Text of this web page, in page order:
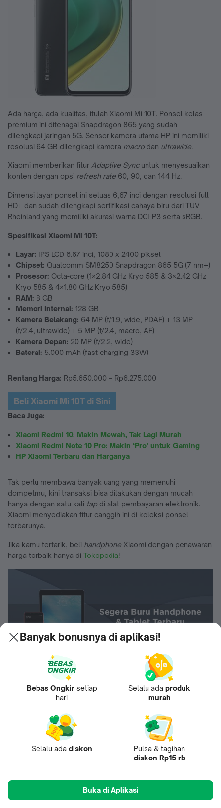
Ada harga, ada kualitas, itulah Xiaomi Mi 10T. Ponsel kelas
premium ini ditenagai Snapdragon 865 yang sudah
dilengkapi jaringan 5G. Sensor kamera utama HP ini memiliki
resolusi 64 GB dilengkapi kamera macro dan ultrawide.
Xiaomi memberikan fitur Adaptive Sync untuk menyesuaikan
konten dengan opsi refresh rate 60, 90, dan 144 Hz.
Dimensi layar ponsel ini seluas 6,67 inci dengan resolusi full
HD+ dan sudah dilengkapi sertifikasi cahaya biru dari TUV
Rheinland yang memiliki akurasi warna DCI-P3 serta sRGB.
Spesifikasi Xiaomi Mi 10T:
Layar: IPS LCD 6.67 inci, 1080 x 2400 piksel
Chipset: Qualcomm SM8250 Snapdragon 865 5G (7 nm+)
Prosesor: Octa-core (1×2.84 GHz Kryo 585 & 3×2.42 GHz
Kryo 585 & 4×1.80 GHz Kryo 585)
RAM: 8 GB
Memori Internal: 128 GB
Kamera Belakang: 64 MP (f/1.9, wide, PDAF) + 13 MP
(f/2.4, ultrawide) + 5 MP (f/2.4, macro, AF)
Kamera Depan: 20 MP (f/2.2, wide)
Baterai: 5.000 mAh (fast charging 33W)
Rentang Harga: Rp5.650.000 – Rp6.275.000
Beli Xiaomi Mi 10T di Sini
Baca Juga:
Xiaomi Redmi 10: Makin Mewah, Tak Lagi Murah
Xiaomi Redmi Note 10 Pro: Makin ‘Pro’ untuk Gaming
HP Xiaomi Terbaru dan Harganya
Tak perlu membawa banyak uang yang memenuhi
dompetmu, kini transaksi bisa dilakukan dengan mudah
hanya dengan satu kali tap di alat pembayaran elektronik.
Xiaomi menyediakan fitur canggih ini di koleksi ponsel
terbarunya.
Jika kamu tertarik, beli handphone Xiaomi dengan penawaran
harga terbaik hanya di Tokopedia!
Temukan smartphone, tablet hingga smartwatch terbaru dan
tercanggih dengan harga termurah hanya di sini!
Zihan Berliana Ram Ghani
Rekomendasi untukmu
Banyak bonusnya di aplikasi!
Bebas Ongkir setiap
hari
Selalu ada produk
murah
Selalu ada diskon
Pulsa & tagihan
diskon Rp15 rb
Buka di Aplikasi